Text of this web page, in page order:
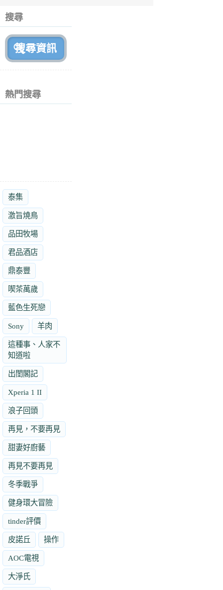
搜尋
熱門搜尋
泰集
激旨燒鳥
品田牧場
君品酒店
鼎泰豐
喫茶萬歲
藍色生死戀
Sony 羊肉
這種事、人家不
知道啦
出閨閣記
Xperia 1 II
浪子回頭
再見，不要再見
甜妻好廚藝
再見不要再見
冬季戰爭
健身環大冒險
tinder評價
皮諾丘 操作
AOC電視
大淨氏